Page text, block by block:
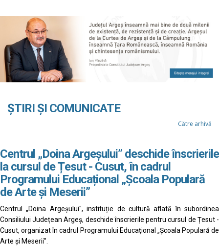
ȘTIRI ȘI COMUNICATE
Către arhivă
Centrul „Doina Argeșului” deschide înscrierile
la cursul de Țesut - Cusut, în cadrul
Programului Educațional „Școala Populară
de Arte și Meserii”
Centrul „Doina Argeșului", instituție de cultură aflată în subordinea
Consiliului Județean Argeș, deschide înscrierile pentru cursul de Țesut -
Cusut, organizat în cadrul Programului Educațional „Școala Populară de
Arte și Meserii".